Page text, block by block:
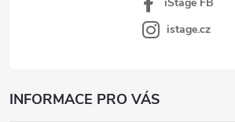
istage.cz
INFORMACE PRO VÁS